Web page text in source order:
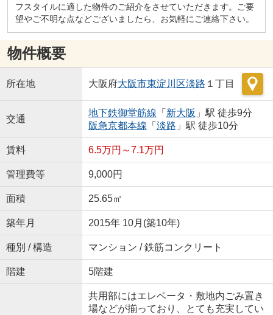
フスタイルに適した物件のご紹介をさせていただきます。ご要
望やご不明な点などございましたら、お気軽にご連絡下さい。
物件概要
所在地 大阪府大阪市東淀川区淡路 １丁目
交通
地下鉄御堂筋線 「 新大阪 」駅 徒歩9分
阪急京都本線 「 淡路 」駅 徒歩10分
賃料 6.5万円～7.1万円
管理費等 9,000円
面積 25.65㎡
築年月 2015年 10月(築10年)
種別 / 構造 マンション / 鉄筋コンクリート
階建 5階建
共用部にはエレベータ・敷地内ごみ置き
場などが揃っており、とても充実してい